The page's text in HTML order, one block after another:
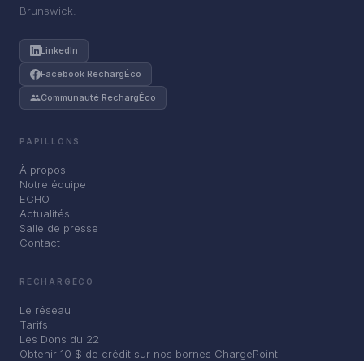
Brunswick.
LinkedIn
Facebook RechargÉco
Communauté RechargÉco
PAPILLONS
À propos
Notre équipe
ECHO
Actualités
Salle de presse
Contact
RECHARGÉCO
Le réseau
Tarifs
Les Dons du 22
Obtenir 10 $ de crédit sur nos bornes ChargePoint